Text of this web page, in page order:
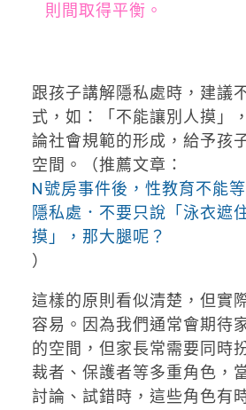
則間取得平衡。
跟孩子講解隱私處時，建議
式，如：「不能讓別人摸」
論社會規範的形成，給予孩
空間。（推薦文章：
N號房事件後，性教育不能
隱私處．不要只說「泳衣遮
摸」，那大腿呢？
）
這樣的原則看似清楚，但實
容易。因為我們通常會期待
的空間，但家長常需要同時
裁者、保護者等多重角色，
討論、試錯時，這些角色有